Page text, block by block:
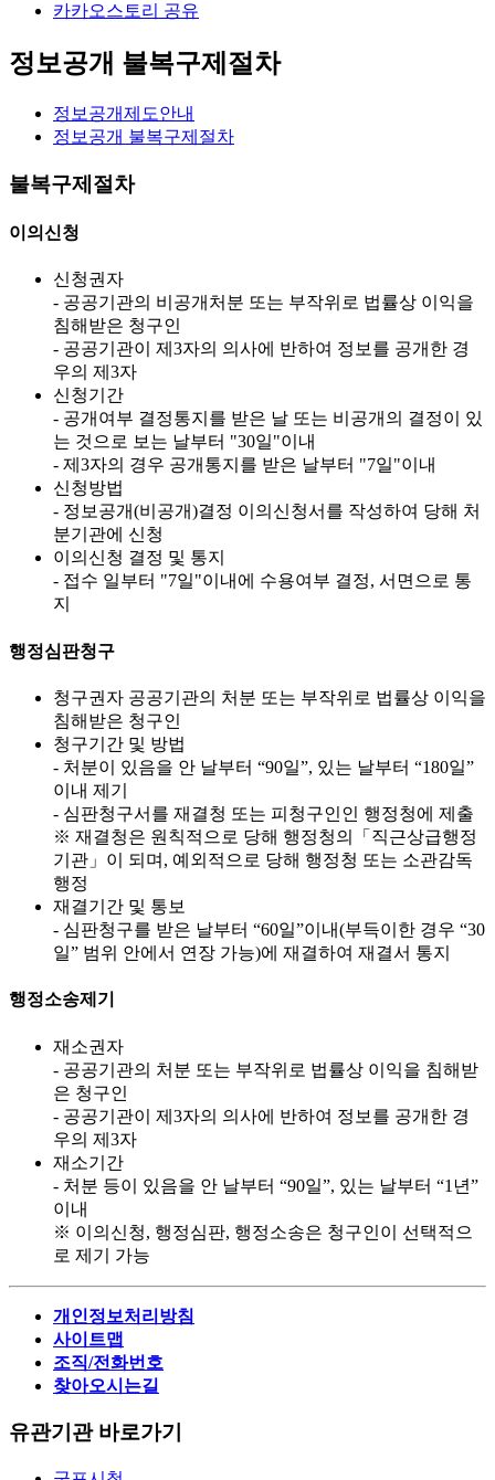
카카오스토리 공유
정보공개 불복구제절차
정보공개제도안내
정보공개 불복구제절차
불복구제절차
이의신청
신청권자
- 공공기관의 비공개처분 또는 부작위로 법률상 이익을
침해받은 청구인
- 공공기관이 제3자의 의사에 반하여 정보를 공개한 경
우의 제3자
신청기간
- 공개여부 결정통지를 받은 날 또는 비공개의 결정이 있
는 것으로 보는 날부터 "30일"이내
- 제3자의 경우 공개통지를 받은 날부터 "7일"이내
신청방법
- 정보공개(비공개)결정 이의신청서를 작성하여 당해 처
분기관에 신청
이의신청 결정 및 통지
- 접수 일부터 "7일"이내에 수용여부 결정, 서면으로 통
지
행정심판청구
청구권자 공공기관의 처분 또는 부작위로 법률상 이익을
침해받은 청구인
청구기간 및 방법
- 처분이 있음을 안 날부터 “90일”, 있는 날부터 “180일”
이내 제기
- 심판청구서를 재결청 또는 피청구인인 행정청에 제출
※ 재결청은 원칙적으로 당해 행정청의「직근상급행정
기관」이 되며, 예외적으로 당해 행정청 또는 소관감독
행정
재결기간 및 통보
- 심판청구를 받은 날부터 “60일”이내(부득이한 경우 “30
일” 범위 안에서 연장 가능)에 재결하여 재결서 통지
행정소송제기
재소권자
- 공공기관의 처분 또는 부작위로 법률상 이익을 침해받
은 청구인
- 공공기관이 제3자의 의사에 반하여 정보를 공개한 경
우의 제3자
재소기간
- 처분 등이 있음을 안 날부터 “90일”, 있는 날부터 “1년”
이내
※ 이의신청, 행정심판, 행정소송은 청구인이 선택적으
로 제기 가능
개인정보처리방침
사이트맵
조직/전화번호
찾아오시는길
유관기관 바로가기